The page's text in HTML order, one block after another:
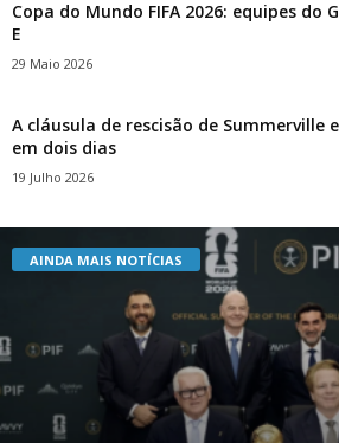
Copa do Mundo FIFA 2026: equipes do
E
29 Maio 2026
A cláusula de rescisão de Summerville
em dois dias
19 Julho 2026
AINDA MAIS NOTÍCIAS